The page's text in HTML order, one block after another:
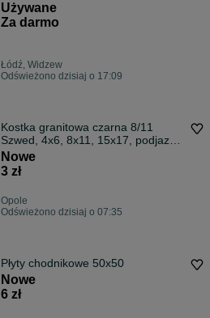
Używane
Za darmo
Łódź, Widzew
Odświeżono dzisiaj o 17:09
Kostka granitowa czarna 8/11
Szwed, 4x6, 8x11, 15x17, podjazd,
parking, granit czarny, czerwona
Kamień Ozdobny Kruszywo
Ogrodowe Transport HDS Dostawa
Nowe
3 zł
Opole
Odświeżono dzisiaj o 07:35
Płyty chodnikowe 50x50
Nowe
6 zł